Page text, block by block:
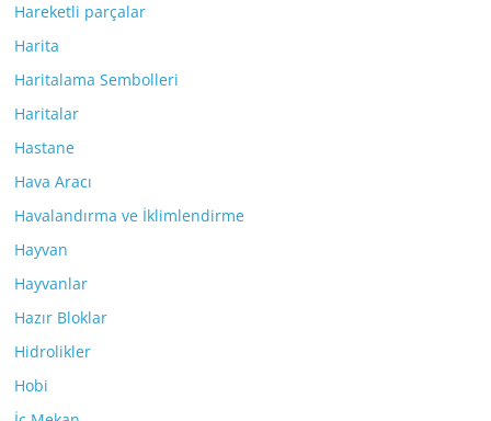
Hareketli parçalar
Harita
Haritalama Sembolleri
Haritalar
Hastane
Hava Aracı
Havalandırma ve İklimlendirme
Hayvan
Hayvanlar
Hazır Bloklar
Hidrolikler
Hobi